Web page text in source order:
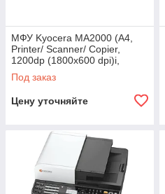
МФУ Kyocera MA2000 (А4,
Printer/ Scanner/ Copier,
1200dp (1800x600 dpi)i,
Mono, 20 ppm, 32MB,
450Mhz, tray 150
Под заказ
Цену уточняйте